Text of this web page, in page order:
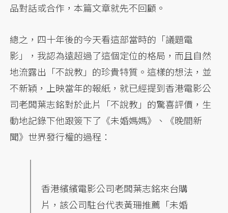
品對話或合作，本篇文章就先不回顧。
總之，四十年後的今天看這部當時的「議題電
影」，我認為遠超過了這個定位的格局，而且自然
地流露出「不說教」的珍貴特質。這樣的想法，並
不新穎，上映當年的報紙，就已經提到香港電影公
司老闆葉志銘對於此片「不說教」的驚喜評價，生
動地記錄下他跟簽下了《未婚媽媽》、《晚間新
聞》世界發行權的過程：
香港繽繽電影公司老闆葉志銘來台購
片，該公司駐台代表黃珊推薦「未婚